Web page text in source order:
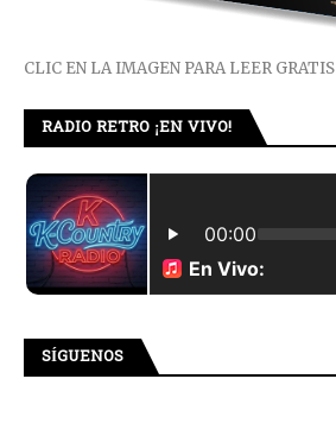
CLIC EN LA IMAGEN PARA LEER GRATIS
RADIO RETRO ¡EN VIVO!
SÍGUENOS